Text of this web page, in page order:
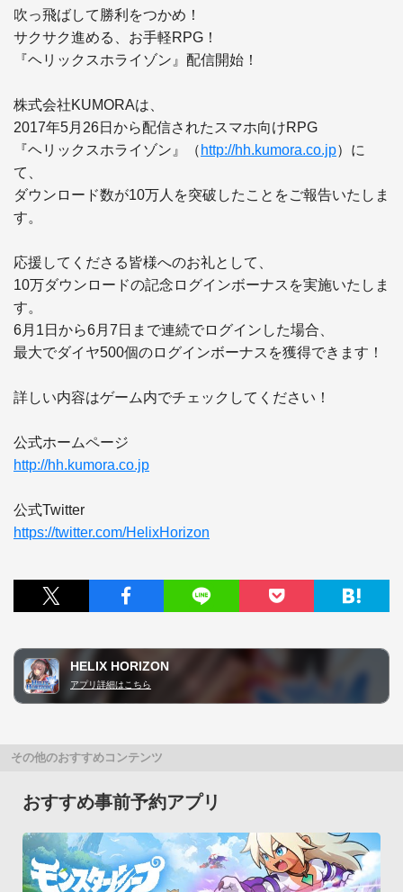
吹っ飛ばして勝利をつかめ！
サクサク進める、お手軽RPG！
『ヘリックスホライゾン』配信開始！
株式会社KUMORAは、
2017年5月26日から配信されたスマホ向けRPG
『ヘリックスホライゾン』（ http://hh.kumora.co.jp）に
て、
ダウンロード数が10万人を突破したことをご報告いたしま
す。
応援してくださる皆様へのお礼として、
10万ダウンロードの記念ログインボーナスを実施いたしま
す。
6月1日から6月7日まで連続でログインした場合、
最大でダイヤ500個のログインボーナスを獲得できます！
詳しい内容はゲーム内でチェックしてください！
http://hh.kumora.co.jp
https://twitter.com/HelixHorizon
HELIX HORIZON
アプリ詳細はこちら
その他のおすすめコンテンツ
おすすめ事前予約アプリ